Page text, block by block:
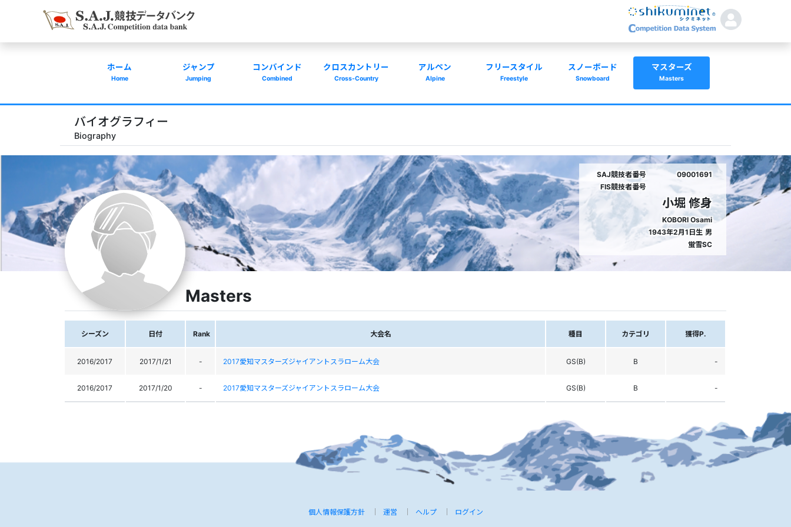
ホーム
Home
ジャンプ
Jumping
コンバインド
Combined
クロスカントリー
Cross-Country
アルペン
Alpine
フリースタイル
Freestyle
スノーボード
Snowboard
マスターズ
Masters
バイオグラフィー
Biography
SAJ競技者番号
09001691
FIS競技者番号
小堀 修身
KOBORI Osami
1943年2月1日生 男
蛍雪SC
Masters
シーズン 日付 Rank 大会名 種目 カテゴリ 獲得P.
2016/2017 2017/1/21 - 2017愛知マスターズジャイアントスラローム大会 GS(B) B -
2016/2017 2017/1/20 - 2017愛知マスターズジャイアントスラローム大会 GS(B) B -
個人情報保護方針 運営 ヘルプ ログイン